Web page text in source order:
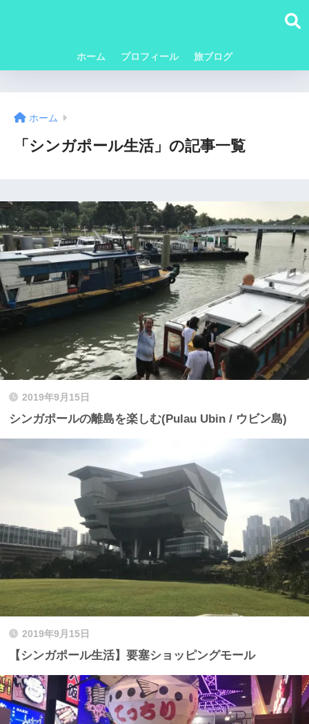
ホーム プロフィール 旅ブログ
ホーム
「シンガポール生活」の記事一覧
2019年9月15日
シンガポールの離島を楽しむ(Pulau Ubin / ウビン島)
2019年9月15日
【シンガポール生活】要塞ショッピングモール